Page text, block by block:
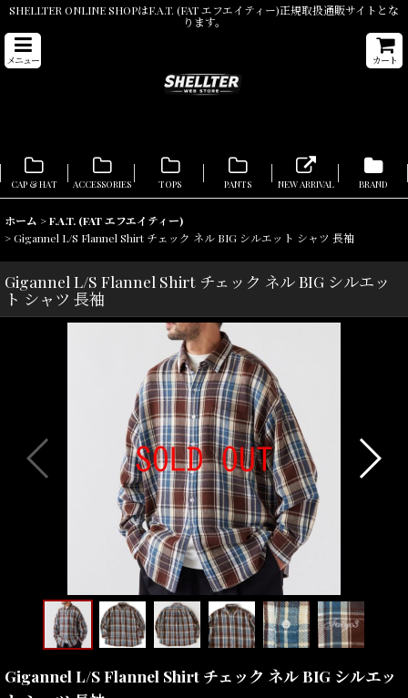
SHELLTER ONLINE SHOPはF.A.T. (FAT エフエイティー)正規取扱通販サイトとな
ります。
メニュー カート
CAP & HAT ACCESSORIES TOPS PANTS NEW ARRIVAL BRAND
ホーム >F.A.T. (FAT エフエイティー)
>Gigannel L/S Flannel Shirt チェック ネル BIG シルエット シャツ 長袖
Gigannel L/S Flannel Shirt チェック ネル BIG シルエッ
ト シャツ 長袖
Gigannel L/S Flannel Shirt チェック ネル BIG シルエッ